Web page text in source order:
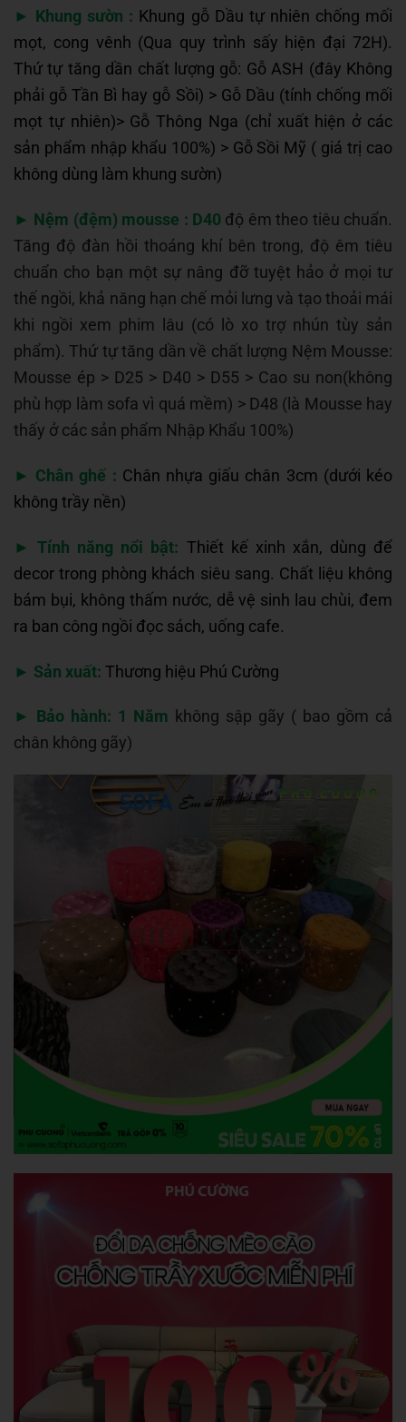
► Khung sườn : Khung gỗ Dầu tự nhiên chống mối
mọt, cong vênh (Qua quy trình sấy hiện đại 72H).
Thứ tự tăng dần chất lượng gỗ: Gỗ ASH (đây Không
phải gỗ Tần Bì hay gỗ Sồi) > Gỗ Dầu (tính chống mối
mọt tự nhiên)> Gỗ Thông Nga (chỉ xuất hiện ở các
sản phẩm nhập khẩu 100%) > Gỗ Sồi Mỹ ( giá trị cao
không dùng làm khung sườn)
► Nệm (đệm) mousse : D40 độ êm theo tiêu chuẩn.
Tăng độ đàn hồi thoáng khí bên trong, độ êm tiêu
chuẩn cho bạn một sự nâng đỡ tuyệt hảo ở mọi tư
thế ngồi, khả năng hạn chế mỏi lưng và tạo thoải mái
khi ngồi xem phim lâu (có lò xo trợ nhún tùy sản
phẩm). Thứ tự tăng dần về chất lượng Nệm Mousse:
Mousse ép > D25 > D40 > D55 > Cao su non(không
phù hợp làm sofa vì quá mềm) > D48 (là Mousse hay
thấy ở các sản phẩm Nhập Khẩu 100%)
► Chân ghế : Chân nhựa giấu chân 3cm (dưới kéo
không trầy nền)
►Tính năng nổi bật: Thiết kế xinh xắn, dùng để
decor trong phòng khách siêu sang. Chất liệu không
bám bụi, không thấm nước, dễ vệ sinh lau chùi, đem
ra ban công ngồi đọc sách, uống cafe.
► Sản xuất: Thương hiệu Phú Cường
► Bảo hành: 1 Năm không sập gãy ( bao gồm cả
chân không gãy)